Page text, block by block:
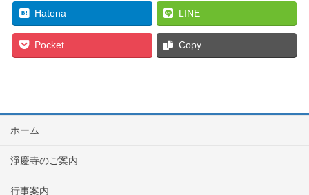
Hatena LINE
Pocket Copy
ホーム
淨慶寺のご案内
行事案内